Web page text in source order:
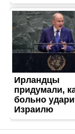
ЖИТТЯ
В
районе
найди
Опубліковано